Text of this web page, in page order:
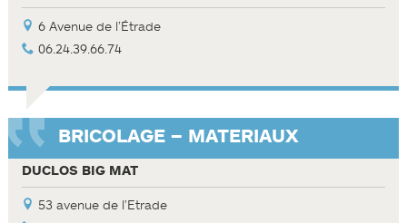
6 Avenue de l’Étrade
06.24.39.66.74
BRICOLAGE – MATERIAUX
DUCLOS BIG MAT
53 avenue de l'Etrade